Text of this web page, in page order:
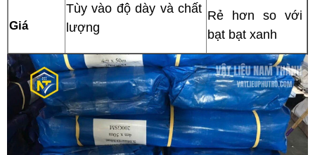
Giá
Tùy vào độ dày và chất
lượng
Rẻ hơn so với
bạt bạt xanh